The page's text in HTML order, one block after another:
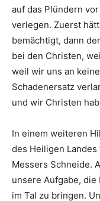
auf das Plündern
verlegen. Zuerst
bemächtigt, dann
bei den Christen,
weil wir uns an
Schadenersatz
und wir Christen
In einem weiteren
des Heiligen
Messers Schneide.
unsere Aufgabe,
im Tal zu bringen.